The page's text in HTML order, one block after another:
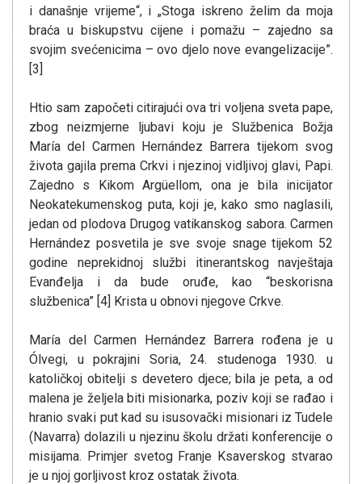
i današnje vrijeme“, i „Stoga iskreno želim da moja
braća u biskupstvu cijene i pomažu – zajedno sa
svojim svećenicima – ovo djelo nove evangelizacije”.
[3]
Htio sam započeti citirajući ova tri voljena sveta pape,
zbog neizmjerne ljubavi koju je Službenica Božja
María del Carmen Hernández Barrera tijekom svog
života gajila prema Crkvi i njezinoj vidljivoj glavi, Papi.
Zajedno s Kikom Argüellom, ona je bila inicijator
Neokatekumenskog puta, koji je, kako smo naglasili,
jedan od plodova Drugog vatikanskog sabora. Carmen
Hernández posvetila je sve svoje snage tijekom 52
godine neprekidnoj službi itinerantskog navještaja
Evanđelja i da bude oruđe, kao “beskorisna
službenica” [4] Krista u obnovi njegove Crkve.
María del Carmen Hernández Barrera rođena je u
Ólvegi, u pokrajini Soria, 24. studenoga 1930. u
katoličkoj obitelji s devetero djece; bila je peta, a od
malena je željela biti misionarka, poziv koji se rađao i
hranio svaki put kad su isusovački misionari iz Tudele
(Navarra) dolazili u njezinu školu držati konferencije o
misijama. Primjer svetog Franje Ksaverskog stvarao
je u njoj gorljivost kroz ostatak života.